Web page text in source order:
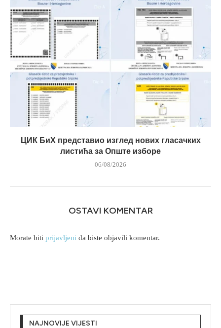
ЦИК БиХ представио изглед нових гласачких
листића за Опште изборе
06/08/2026
OSTAVI KOMENTAR
Morate biti prijavljeni da biste objavili komentar.
NAJNOVIJE VIJESTI